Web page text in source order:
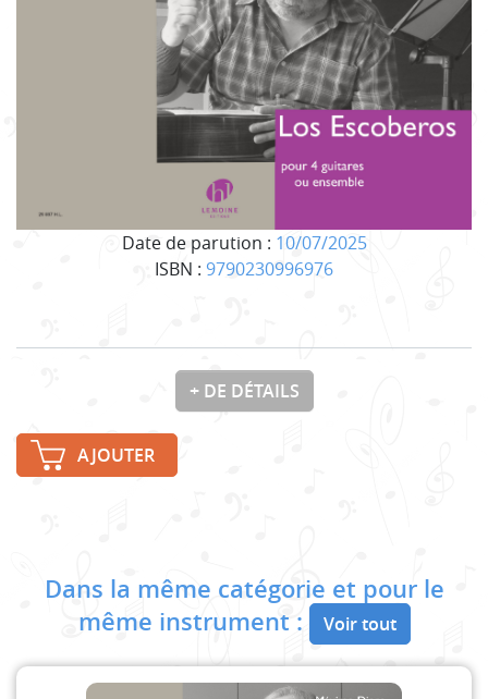
Date de parution : 10/07/2025
ISBN : 9790230996976
+ DE DÉTAILS
AJOUTER
Dans la même catégorie et pour le
même instrument :
Voir tout